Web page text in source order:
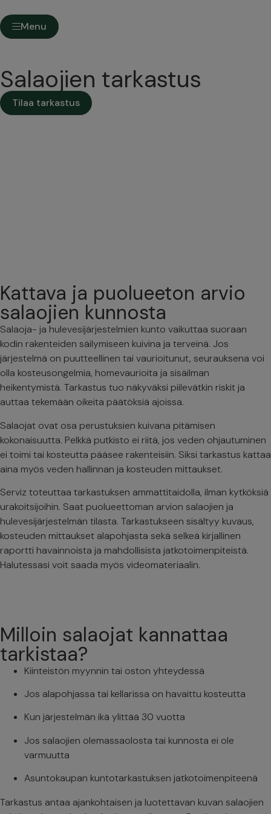
Menu
Salaojien tarkastus
Tilaa tarkastus
Kattava ja puolueeton arvio
salaojien kunnosta
Salaoja- ja hulevesijärjestelmien kunto vaikuttaa suoraan
kodin rakenteiden säilymiseen kuivina ja terveinä. Jos
järjestelmä on puutteellinen tai vaurioitunut, seurauksena voi
olla kosteusongelmia, homevaurioita ja sisäilman
heikentymistä. Tarkastus tuo näkyväksi piilevätkin riskit ja
auttaa tekemään oikeita päätöksiä ajoissa.
Salaojat ovat osa perustuksien kuivana pitämisen
kokonaisuutta. Pelkkä putkisto ei riitä, jos veden ohjautuminen
ei toimi tai kosteutta pääsee rakenteisiin. Siksi tarkastus kattaa
aina myös veden hallinnan ja kosteuden mittaukset.
Serviz toteuttaa tarkastuksen ammattitaidolla, ilman kytköksiä
urakoitsijoihin. Saat puolueettoman arvion salaojien ja
hulevesijärjestelmän tilasta. Tarkastukseen sisältyy kuvaus,
kosteuden mittaukset alapohjasta sekä selkeä kirjallinen
raportti havainnoista ja mahdollisista jatkotoimenpiteistä.
Halutessasi voit saada myös videomateriaalin.
Milloin salaojat kannattaa
tarkistaa?
Kiinteistön myynnin tai oston yhteydessä
Jos alapohjassa tai kellarissa on havaittu kosteutta
Kun järjestelmän ikä ylittää 30 vuotta
Jos salaojien olemassaolosta tai kunnosta ei ole
varmuutta
Asuntokaupan kuntotarkastuksen jatkotoimenpiteenä
Tarkastus antaa ajankohtaisen ja luotettavan kuvan salaojien